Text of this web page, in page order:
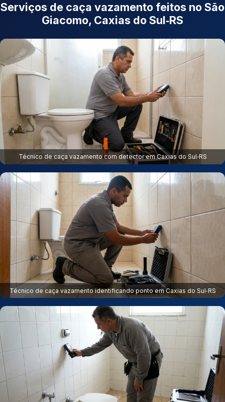
Serviços de caça vazamento feitos no São
Giacomo, Caxias do Sul‑RS
Técnico de caça vazamento com detector em Caxias do Sul‑RS
Técnico de caça vazamento identificando ponto em Caxias do Sul‑RS